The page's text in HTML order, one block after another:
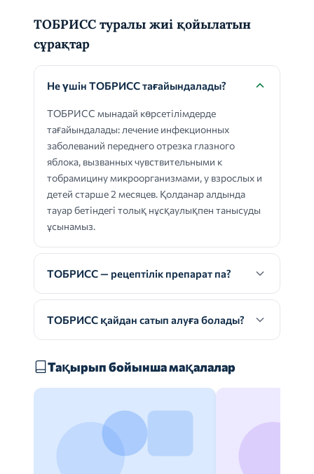
ТОБРИСС туралы жиі қойылатын
сұрақтар
Не үшін ТОБРИСС тағайындалады?
ТОБРИСС мынадай көрсетілімдерде
тағайындалады: лечение инфекционных
заболеваний переднего отрезка глазного
яблока, вызванных чувствительными к
тобрамицину микроорганизмами, у взрослых и
детей старше 2 месяцев. Қолданар алдында
тауар бетіндегі толық нұсқаулықпен танысуды
ұсынамыз.
ТОБРИСС — рецептілік препарат па?
ТОБРИСС қайдан сатып алуға болады?
Тақырып бойынша мақалалар